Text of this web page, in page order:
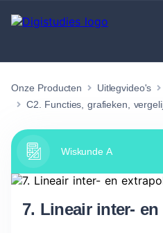
Exacte
vakken
vakken.
Taalvakken
Geen
vakken.
Onze Producten Uitlegvideo's
C2. Functies, grafieken,
Wiskunde A
7. Lineair inter-